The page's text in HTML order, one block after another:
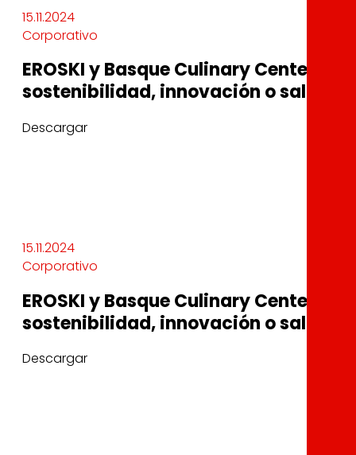
15.11.2024
Corporativo
EROSKI y Basque Culinary Center
sostenibilidad, innovación o salud
Descargar
15.11.2024
Corporativo
EROSKI y Basque Culinary Center
sostenibilidad, innovación o salud
Descargar